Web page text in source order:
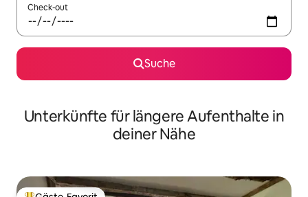
Check-out
Suche
Unterkünfte für längere Aufenthalte in
deiner Nähe